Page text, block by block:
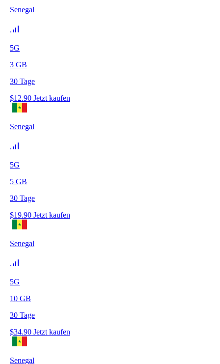
Senegal
5G
3 GB
30 Tage
$12.90 Jetzt kaufen
Senegal
5G
5 GB
30 Tage
$19.90 Jetzt kaufen
Senegal
5G
10 GB
30 Tage
$34.90 Jetzt kaufen
Senegal